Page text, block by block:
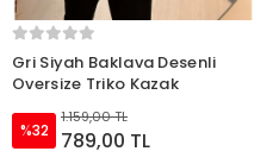
Gri Siyah Baklava Desenli
Oversize Triko Kazak
%32
1.159,00 TL
789,00 TL